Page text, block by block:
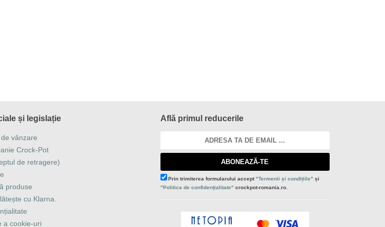
și legislație
vânzare
Crock-Pot
de retragere)
produse
cu Klarna.
a cookie-uri
Află primul reducerile
ABONEAZĂ-TE
Prin trimiterea formularului accept"Termenii și condițiile" și
"Politica de confidențialitate" crockpot-romania.ro.